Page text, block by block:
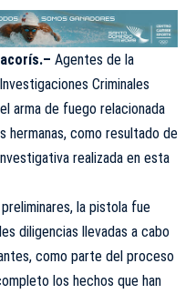
Agentes de la
Criminales
arma de fuego relacionada
hermanas, como resultado de
realizada en esta
la pistola fue
diligencias llevadas a cabo
como parte del proceso
los hechos que han